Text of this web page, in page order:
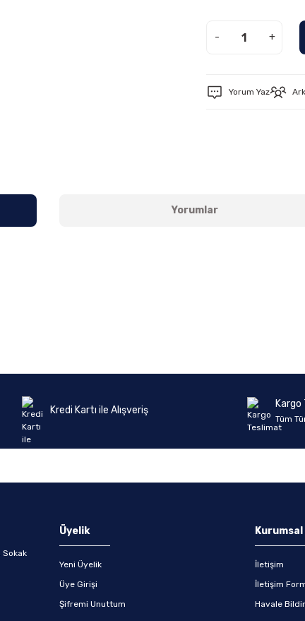
- +
Yorum Yaz
Yorumlar
Kredi Kartı ile Alışveriş
Tüm
Sokak
Üyelik
Yeni Üyelik
Üye Girişi
Şifremi Unuttum
Kurumsal
İletişim
İletişim
Havale